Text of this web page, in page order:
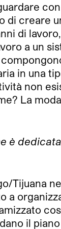
creare
di lavoro,
a un
in una
non
La
è
Tijuana
il